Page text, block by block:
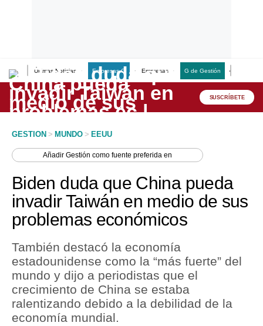
Últimas Noticias Empresas G Empresas G de Gestión
Lo último
Peru Quiosco
Economía
Mercados
Política
Tu Dinero
Finanzas Personales
SUSCRÍBETE
GESTION > MUNDO > EEUU
AñadirGestión como fuente preferida en
Biden duda que China pueda
invadir Taiwán en medio de sus
problemas económicos
También destacó la economía
estadounidense como la “más fuerte” del
mundo y dijo a periodistas que el
crecimiento de China se estaba
ralentizando debido a la debilidad de la
economía mundial.